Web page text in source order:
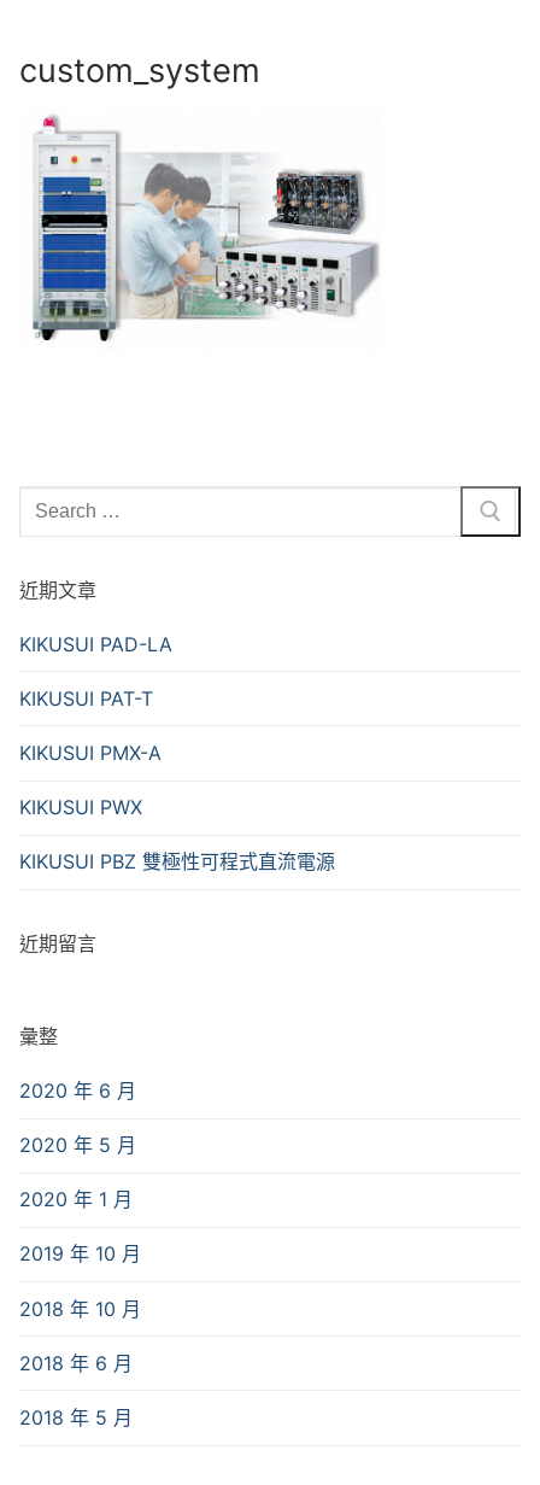
content
custom_system
Search
近期文章
KIKUSUI PAD-LA
KIKUSUI PAT-T
KIKUSUI PMX-A
KIKUSUI PWX
KIKUSUI PBZ 雙極性可程式直流電源
近期留言
彙整
2020 年 6 月
2020 年 5 月
2020 年 1 月
2019 年 10 月
2018 年 10 月
2018 年 6 月
2018 年 5 月